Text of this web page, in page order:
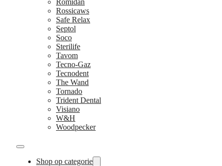
Romidan
Rossicaws
Safe Relax
Septol
Soco
Sterilife
Tavom
Tecno-Gaz
Tecnodent
The Wand
Tornado
Trident Dental
Visiano
W&H
Woodpecker
Shop op categorie